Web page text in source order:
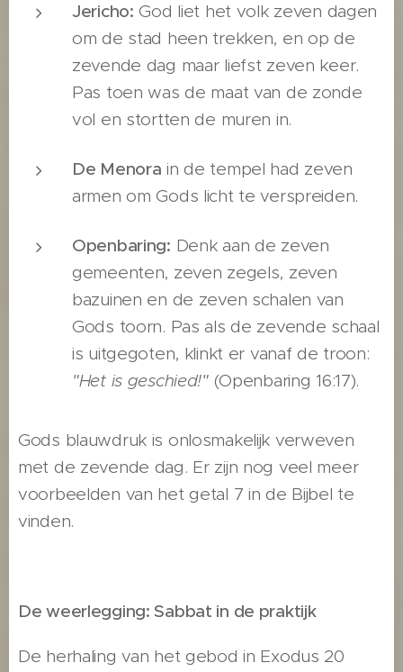
Jericho: God liet het volk zeven dagen
om de stad heen trekken, en op de
zevende dag maar liefst zeven keer.
Pas toen was de maat van de zonde
vol en stortten de muren in.
De Menora in de tempel had zeven
armen om Gods licht te verspreiden.
Openbaring: Denk aan de zeven
gemeenten, zeven zegels, zeven
bazuinen en de zeven schalen van
Gods toorn. Pas als de zevende schaal
is uitgegoten, klinkt er vanaf de troon:
"Het is geschied!"(Openbaring 16:17).
Gods blauwdruk is onlosmakelijk verweven
met de zevende dag. Er zijn nog veel meer
voorbeelden van het getal 7 in de Bijbel te
vinden.
De weerlegging: Sabbat in de praktijk
De herhaling van het gebod in Exodus 20